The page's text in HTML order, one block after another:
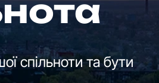
спільноти та бути